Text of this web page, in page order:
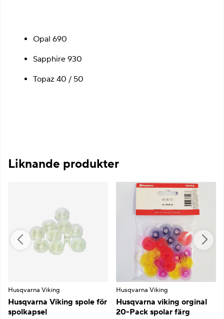
Opal 690
Sapphire 930
Topaz 40 / 50
Liknande produkter
Husqvarna Viking
Husqvarna Viking spole för
spolkapsel
Husqvarna Viking
Husqvarna viking orginal
20-Pack spolar färg